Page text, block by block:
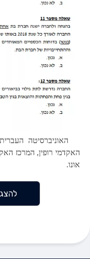
האוניברסיטה
האקדמי רופין, המרכז
אונו.